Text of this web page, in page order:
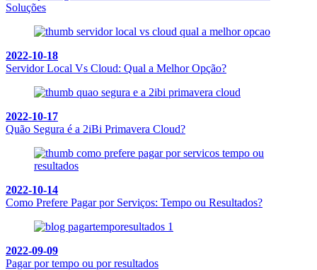
Soluções
2022-10-18
Servidor Local Vs Cloud: Qual a Melhor Opção?
2022-10-17
Quão Segura é a 2iBi Primavera Cloud?
2022-10-14
Como Prefere Pagar por Serviços: Tempo ou Resultados?
2022-09-09
Pagar por tempo ou por resultados